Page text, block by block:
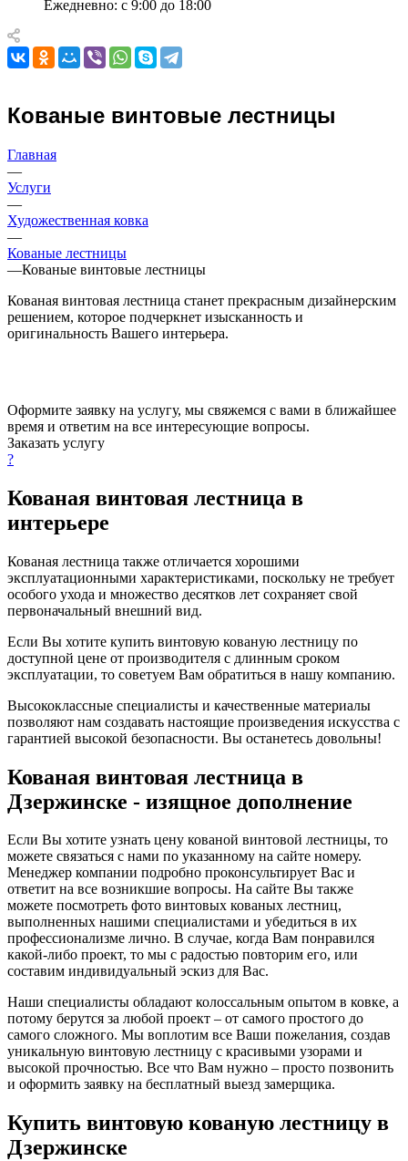
Ежедневно: с 9:00 до 18:00
Кованые винтовые лестницы
Главная
—
Услуги
—
Художественная ковка
—
Кованые лестницы
—Кованые винтовые лестницы
Кованая винтовая лестница станет прекрасным дизайнерским
решением, которое подчеркнет изысканность и
оригинальность Вашего интерьера.
Оформите заявку на услугу, мы свяжемся с вами в ближайшее
время и ответим на все интересующие вопросы.
Заказать услугу
?
Кованая винтовая лестница в
интерьере
Кованая лестница также отличается хорошими
эксплуатационными характеристиками, поскольку не требует
особого ухода и множество десятков лет сохраняет свой
первоначальный внешний вид.
Если Вы хотите купить винтовую кованую лестницу по
доступной цене от производителя с длинным сроком
эксплуатации, то советуем Вам обратиться в нашу компанию.
Высококлассные специалисты и качественные материалы
позволяют нам создавать настоящие произведения искусства с
гарантией высокой безопасности. Вы останетесь довольны!
Кованая винтовая лестница в
Дзержинске - изящное дополнение
Если Вы хотите узнать цену кованой винтовой лестницы, то
можете связаться с нами по указанному на сайте номеру.
Менеджер компании подробно проконсультирует Вас и
ответит на все возникшие вопросы. На сайте Вы также
можете посмотреть фото винтовых кованых лестниц,
выполненных нашими специалистами и убедиться в их
профессионализме лично. В случае, когда Вам понравился
какой-либо проект, то мы с радостью повторим его, или
составим индивидуальный эскиз для Вас.
Наши специалисты обладают колоссальным опытом в ковке, а
потому берутся за любой проект – от самого простого до
самого сложного. Мы воплотим все Ваши пожелания, создав
уникальную винтовую лестницу с красивыми узорами и
высокой прочностью. Все что Вам нужно – просто позвонить
и оформить заявку на бесплатный выезд замерщика.
Купить винтовую кованую лестницу в
Дзержинске